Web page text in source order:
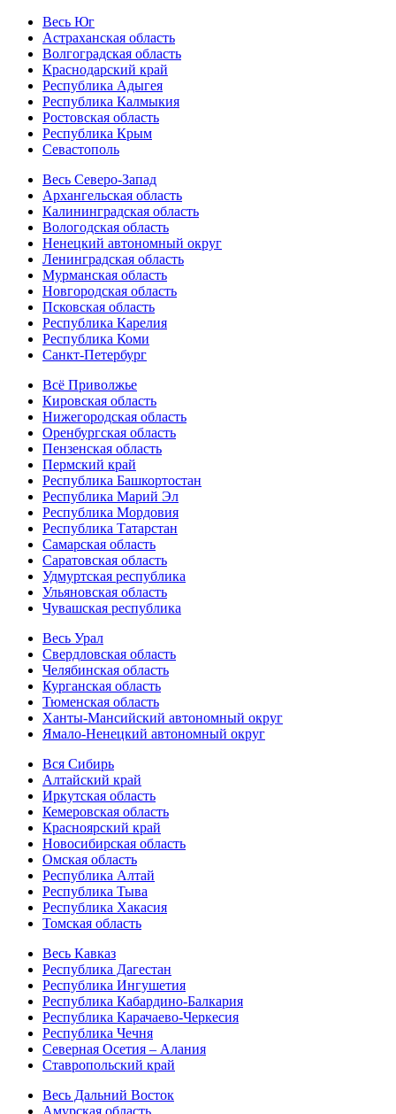
Весь Юг
Астраханская область
Волгоградская область
Краснодарский край
Республика Адыгея
Республика Калмыкия
Ростовская область
Республика Крым
Севастополь
Весь Северо-Запад
Архангельская область
Калининградская область
Вологодская область
Ненецкий автономный округ
Ленинградская область
Мурманская область
Новгородская область
Псковская область
Республика Карелия
Республика Коми
Санкт-Петербург
Всё Приволжье
Кировская область
Нижегородская область
Оренбургская область
Пензенская область
Пермский край
Республика Башкортостан
Республика Марий Эл
Республика Мордовия
Республика Татарстан
Самарская область
Саратовская область
Удмуртская республика
Ульяновская область
Чувашская республика
Весь Урал
Свердловская область
Челябинская область
Курганская область
Тюменская область
Ханты-Мансийский автономный округ
Ямало-Ненецкий автономный округ
Вся Сибирь
Алтайский край
Иркутская область
Кемеровская область
Красноярский край
Новосибирская область
Омская область
Республика Алтай
Республика Тыва
Республика Хакасия
Томская область
Весь Кавказ
Республика Дагестан
Республика Ингушетия
Республика Кабардино-Балкария
Республика Карачаево-Черкесия
Республика Чечня
Северная Осетия – Алания
Ставропольский край
Весь Дальний Восток
Амурская область